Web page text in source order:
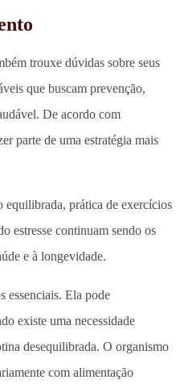
trouxe dúvidas sobre seus
que buscam prevenção,
De acordo com
parte de uma estratégia mais
equilibrada, prática de exercícios
estresse continuam sendo os
e à longevidade.
essenciais. Ela pode
existe uma necessidade
desequilibrada. O organismo
com alimentação